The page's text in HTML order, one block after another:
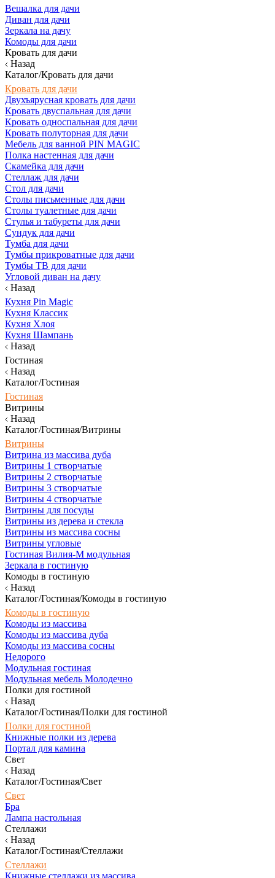
Вешалка для дачи
Диван для дачи
Зеркала на дачу
Комоды для дачи
Кровать для дачи
Назад
Каталог/Кровать для дачи
Кровать для дачи
Двухъярусная кровать для дачи
Кровать двуспальная для дачи
Кровать односпальная для дачи
Кровать полуторная для дачи
Мебель для ванной PIN MAGIC
Полка настенная для дачи
Скамейка для дачи
Стеллаж для дачи
Стол для дачи
Столы письменные для дачи
Столы туалетные для дачи
Стулья и табуреты для дачи
Сундук для дачи
Тумба для дачи
Тумбы прикроватные для дачи
Тумбы ТВ для дачи
Угловой диван на дачу
Назад
Кухня Pin Magic
Кухня Классик
Кухня Хлоя
Кухня Шампань
Назад
Гостиная
Назад
Каталог/Гостиная
Гостиная
Витрины
Назад
Каталог/Гостиная/Витрины
Витрины
Витрина из массива дуба
Витрины 1 створчатые
Витрины 2 створчатые
Витрины 3 створчатые
Витрины 4 створчатые
Витрины для посуды
Витрины из дерева и стекла
Витрины из массива сосны
Витрины угловые
Гостиная Вилия-М модульная
Зеркала в гостиную
Комоды в гостиную
Назад
Каталог/Гостиная/Комоды в гостиную
Комоды в гостиную
Комоды из массива
Комоды из массива дуба
Комоды из массива сосны
Недорого
Модульная гостиная
Модульная мебель Молодечно
Полки для гостиной
Назад
Каталог/Гостиная/Полки для гостиной
Полки для гостиной
Книжные полки из дерева
Портал для камина
Свет
Назад
Каталог/Гостиная/Свет
Свет
Бра
Лампа настольная
Стеллажи
Назад
Каталог/Гостиная/Стеллажи
Стеллажи
Книжные стеллажи из массива